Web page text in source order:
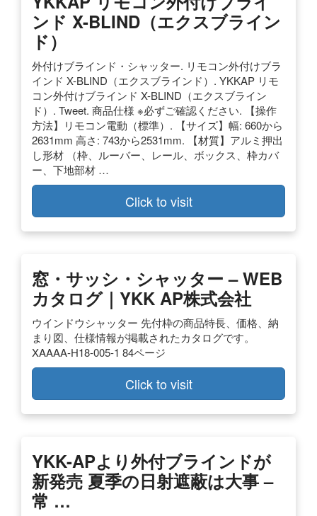
ンド X-BLIND（エクスブライン
ド）
外付けブラインド・シャッター. リモコン外付けブラ
インド X-BLIND（エクスブラインド）. YKKAP リモ
コン外付けブラインド X-BLIND（エクスブライン
ド）. Tweet. 商品仕様 ※必ずご確認ください. 【操作
方法】リモコン電動（標準）. 【サイズ】幅: 660から
2631mm 高さ: 743から2531mm. 【材質】アルミ押出
し形材 （枠、ルーバー、レール、ボックス、枠カバ
ー、下地部材 …
Click to visit
窓・サッシ・シャッター – WEB
カタログ｜YKK AP株式会社
ウインドウシャッター 先付枠の商品特長、価格、納
まり図、仕様情報が掲載されたカタログです。
XAAAA-H18-005-1 84ページ
Click to visit
YKK-APより外付ブラインドが
新発売 夏季の日射遮蔽は大事 –
常 …